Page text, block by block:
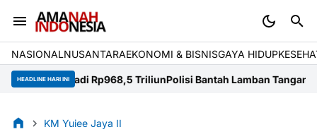
NASIONALNUSANTARAEKONOMI & BISNISGAYA HIDUP
HEADLINE HARI INI
Jadi Rp968,5 TriliunPolisi Bantah Lamban Tangani Temuan
KM Yuiee Jaya II